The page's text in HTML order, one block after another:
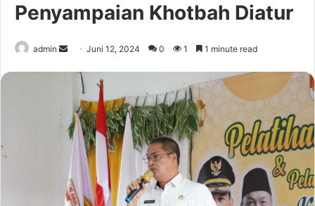
Penyampaian Khotbah Diatur
admin
Send
email
Juni 12, 2024 0 1 1 minute read